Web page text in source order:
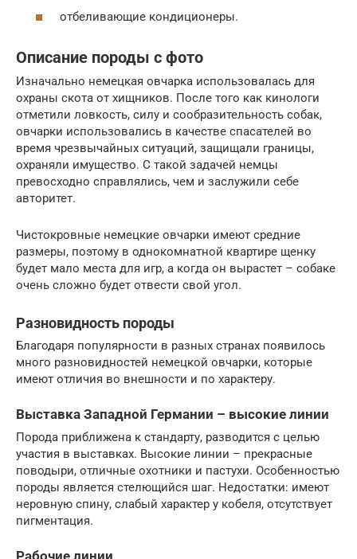
отбеливающие кондиционеры.
Описание породы с фото
Изначально немецкая овчарка использовалась для
охраны скота от хищников. После того как кинологи
отметили ловкость, силу и сообразительность собак,
овчарки использовались в качестве спасателей во
время чрезвычайных ситуаций, защищали границы,
охраняли имущество. С такой задачей немцы
превосходно справлялись, чем и заслужили себе
авторитет.
Чистокровные немецкие овчарки имеют средние
размеры, поэтому в однокомнатной квартире щенку
будет мало места для игр, а когда он вырастет – собаке
очень сложно будет отвести свой угол.
Разновидность породы
Благодаря популярности в разных странах появилось
много разновидностей немецкой овчарки, которые
имеют отличия во внешности и по характеру.
Выставка Западной Германии – высокие линии
Порода приближена к стандарту, разводится с целью
участия в выставках. Высокие линии – прекрасные
поводыри, отличные охотники и пастухи. Особенностью
породы является стелющийся шаг. Недостатки: имеют
неровную спину, слабый характер у кобеля, отсутствует
пигментация.
Рабочие линии